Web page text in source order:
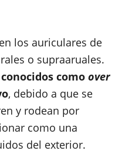
los auriculares de
o supraaruales.
como over
, debido a que se
y rodean por
como una
del exterior.